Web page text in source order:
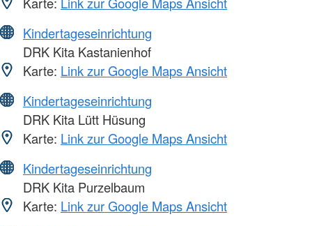
Kindertageseinrichtung
DRK Kita Kastanienhof
Karte: Link zur Google Maps Ansicht
Kindertageseinrichtung
DRK Kita Lütt Hüsung
Karte: Link zur Google Maps Ansicht
Kindertageseinrichtung
DRK Kita Purzelbaum
Karte: Link zur Google Maps Ansicht